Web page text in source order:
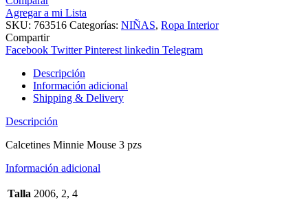
3
pzs
cantidad
Agregar a mi Lista
SKU: 763516 Categorías: NIÑAS, Ropa Interior
Compartir
Facebook Twitter Pinterest linkedin Telegram
Descripción
Información adicional
Shipping & Delivery
Descripción
Calcetines Minnie Mouse 3 pzs
Información adicional
Talla 2006, 2, 4